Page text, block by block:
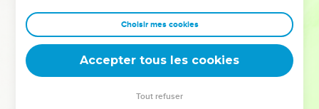
clés pour avancer avec plus de sagesse afin que leurs erreurs
deviennent vos tremplins. Que vous guidiez un ministère, une
équipe, un groupe ou une famille, leur expérience est faite
Choisir mes cookies
Accepter tous les cookies
Tout refuser